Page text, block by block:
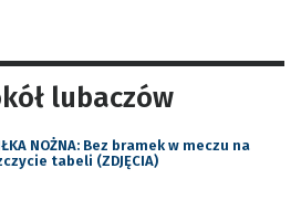
lubaczów
NOŻNA: Bez bramek w meczu na
tabeli (ZDJĘCIA)